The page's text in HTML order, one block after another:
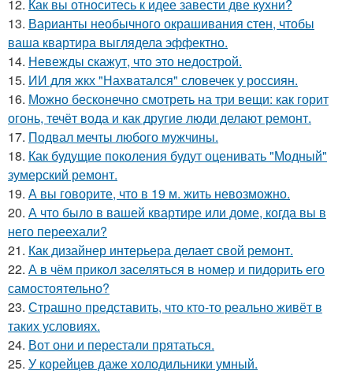
12. Как вы относитесь к идее завести две кухни?
13. Варианты необычного окрашивания стен, чтобы
ваша квартира выглядела эффектно.
14. Невежды скажут, что это недострой.
15. ИИ для жкх "Нахватался" словечек у россиян.
16. Можно бесконечно смотреть на три вещи: как горит
огонь, течёт вода и как другие люди делают ремонт.
17. Подвал мечты любого мужчины.
18. Как будущие поколения будут оценивать "Модный"
зумерский ремонт.
19. А вы говорите, что в 19 м. жить невозможно.
20. А что было в вашей квартире или доме, когда вы в
него переехали?
21. Как дизайнер интерьера делает свой ремонт.
22. А в чём прикол заселяться в номер и пидорить его
самостоятельно?
23. Страшно представить, что кто-то реально живёт в
таких условиях.
24. Вот они и перестали прятаться.
25. У корейцев даже холодильники умный.